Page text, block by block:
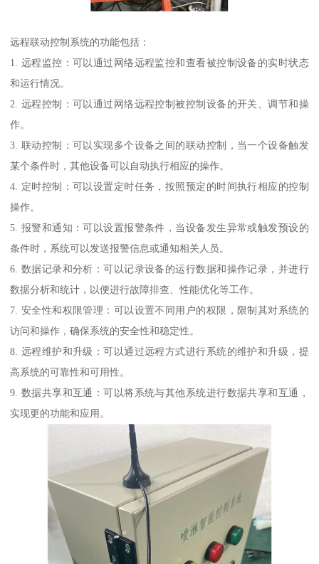
远程联动控制系统的功能包括：
1. 远程监控：可以通过网络远程监控和查看被控制设备的实时状态
和运行情况。
2. 远程控制：可以通过网络远程控制被控制设备的开关、调节和操
作。
3. 联动控制：可以实现多个设备之间的联动控制，当一个设备触发
某个条件时，其他设备可以自动执行相应的操作。
4. 定时控制：可以设置定时任务，按照预定的时间执行相应的控制
操作。
5. 报警和通知：可以设置报警条件，当设备发生异常或触发预设的
条件时，系统可以发送报警信息或通知相关人员。
6. 数据记录和分析：可以记录设备的运行数据和操作记录，并进行
数据分析和统计，以便进行故障排查、性能优化等工作。
7. 安全性和权限管理：可以设置不同用户的权限，限制其对系统的
访问和操作，确保系统的安全性和稳定性。
8. 远程维护和升级：可以通过远程方式进行系统的维护和升级，提
高系统的可靠性和可用性。
9. 数据共享和互通：可以将系统与其他系统进行数据共享和互通，
实现更的功能和应用。